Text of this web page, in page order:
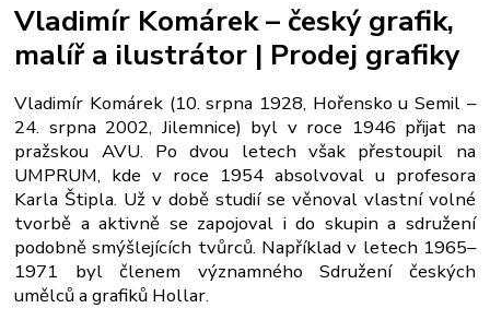
Vladimír Komárek – český grafik,
malíř a ilustrátor | Prodej grafiky
Vladimír Komárek (10. srpna 1928, Hořensko u Semil –
24. srpna 2002, Jilemnice) byl v roce 1946 přijat na
pražskou AVU. Po dvou letech však přestoupil na
UMPRUM, kde v roce 1954 absolvoval u profesora
Karla Štipla. Už v době studií se věnoval vlastní volné
tvorbě a aktivně se zapojoval i do skupin a sdružení
podobně smýšlejících tvůrců. Například v letech 1965–
1971 byl členem významného Sdružení českých
umělců a grafiků Hollar.